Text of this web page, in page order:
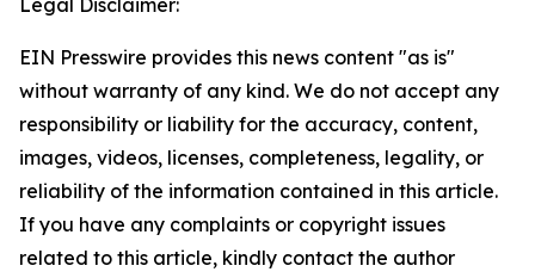
Legal Disclaimer:
EIN Presswire provides this news content "as is"
without warranty of any kind. We do not accept any
responsibility or liability for the accuracy, content,
images, videos, licenses, completeness, legality, or
reliability of the information contained in this article.
If you have any complaints or copyright issues
related to this article, kindly contact the author